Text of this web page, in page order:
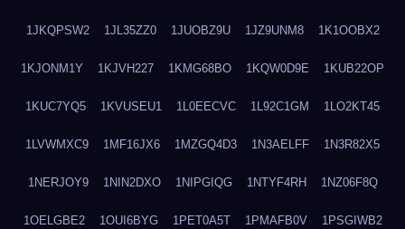
1JKQPSW2 1JL35ZZ0 1JUOBZ9U 1JZ9UNM8 1K1OOBX2
1KJONM1Y 1KJVH227 1KMG68BO 1KQW0D9E 1KUB22OP
1KUC7YQ5 1KVUSEU1 1L0EECVC 1L92C1GM 1LO2KT45
1LVWMXC9 1MF16JX6 1MZGQ4D3 1N3AELFF 1N3R82X5
1NERJOY9 1NIN2DXO 1NIPGIQG 1NTYF4RH 1NZ06F8Q
1OELGBE2 1OUI6BYG 1PET0A5T 1PMAFB0V 1PSGIWB2